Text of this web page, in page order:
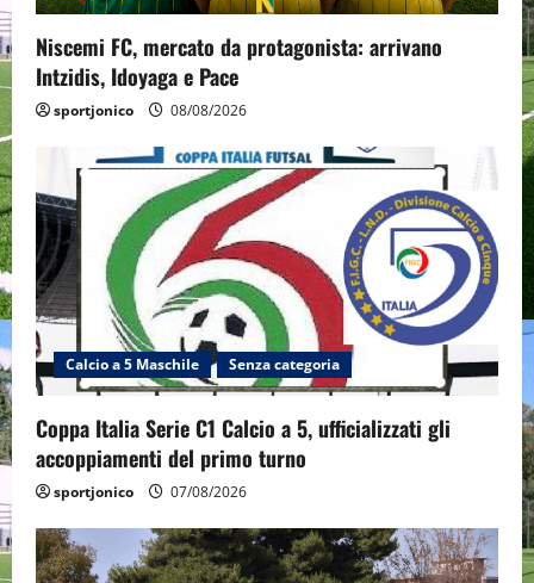
Niscemi FC, mercato da protagonista: arrivano
Intzidis, Idoyaga e Pace
sportjonico 08/08/2026
Calcio a 5 Maschile Senza categoria
Coppa Italia Serie C1 Calcio a 5, ufficializzati gli
accoppiamenti del primo turno
sportjonico 07/08/2026